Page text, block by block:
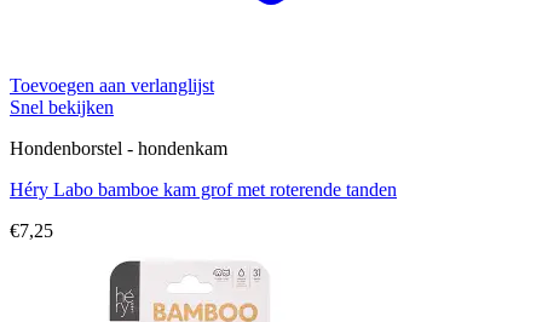
Toevoegen aan verlanglijst
Snel bekijken
Hondenborstel - hondenkam
Héry Labo bamboe kam grof met roterende tanden
€7,25